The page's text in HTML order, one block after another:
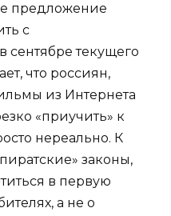
предложение
с
сентябре текущего
что россиян,
из Интернета
«приучить» к
нереально. К
законы,
в первую
а не о